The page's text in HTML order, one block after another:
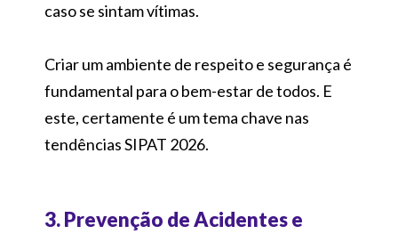
caso se sintam vítimas.
Criar um ambiente de respeito e segurança é
fundamental para o bem-estar de todos. E
este, certamente é um tema chave nas
tendências SIPAT 2026.
3. Prevenção de Acidentes e